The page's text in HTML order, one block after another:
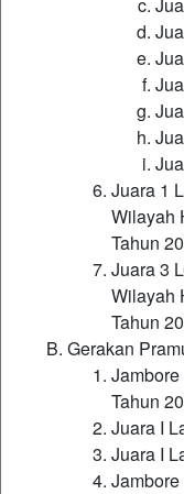
Juara 1
Wilayah
Tahun
Juara 3
Wilayah
Tahun
Gerakan
Tahun
Juara I
Juara I